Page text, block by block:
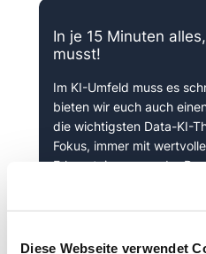
Diese Webseite verwendet
In je 15 Minuten
musst!
Im KI-Umfeld muss es
bieten wir euch auch
die wichtigsten Data-KI-
Fokus, immer mit
Erkenntnissen aus der
Einfach kostenlos